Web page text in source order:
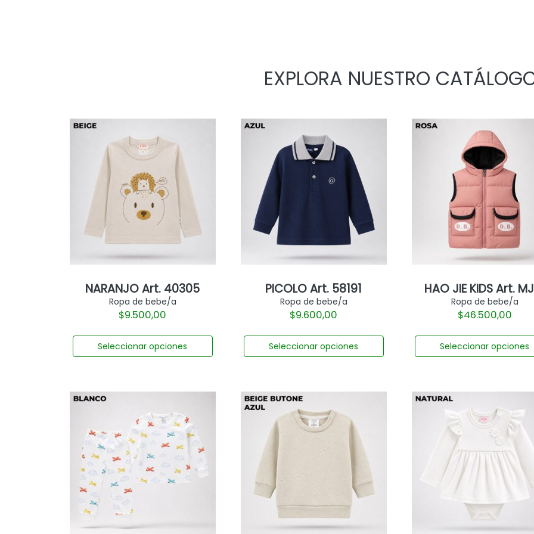
EXPLORA NUESTRO
NARANJO Art. 40305
Ropa de bebe/a
$9.500,00
Seleccionar opciones
PICOLO Art. 58191
Ropa de bebe/a
$9.600,00
Seleccionar opciones
HAO JIE KIDS Art.
Ropa de bebe/a
$46.500,00
Seleccionar opciones